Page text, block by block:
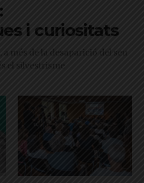
i curiositats
més de la desaparició del seu
el silvestrisme